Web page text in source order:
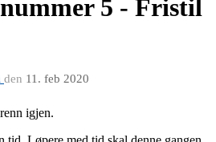
5 - Fristil
den 11. feb 2020
igjen.